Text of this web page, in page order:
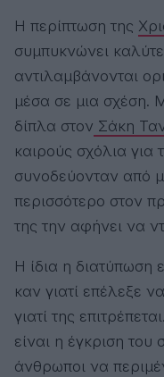
Η περίπτωση της
συμπυκνώνει
αντιλαμβάνονται
μέσα σε μια σχέση.
δίπλα στον Σάκη
καιρούς σχόλια για
συνοδεύονταν από
περισσότερο στον
της την αφήνει να
Η ίδια η διατύπωση
καν γιατί επέλεξε
γιατί της
είναι η έγκριση του
άνθρωποι να